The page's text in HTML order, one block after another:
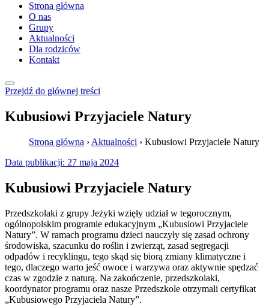
Strona główna
O nas
Grupy
Aktualności
Dla rodziców
Kontakt
Przejdź do głównej treści
Kubusiowi Przyjaciele Natury
Strona główna › Aktualności › Kubusiowi Przyjaciele Natury
Data publikacji: 27 maja 2024
Kubusiowi Przyjaciele Natury
Przedszkolaki z grupy Jeżyki wzięły udział w tegorocznym,
ogólnopolskim programie edukacyjnym „Kubusiowi Przyjaciele
Natury”. W ramach programu dzieci nauczyły się zasad ochrony
środowiska, szacunku do roślin i zwierząt, zasad segregacji
odpadów i recyklingu, tego skąd się biorą zmiany klimatyczne i
tego, dlaczego warto jeść owoce i warzywa oraz aktywnie spędzać
czas w zgodzie z naturą. Na zakończenie, przedszkolaki,
koordynator programu oraz nasze Przedszkole otrzymali certyfikat
„Kubusiowego Przyjaciela Natury”.